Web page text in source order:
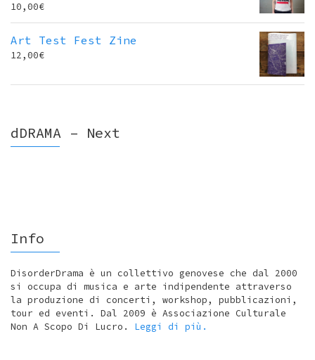
10,00€
Art Test Fest Zine
12,00€
dDRAMA – Next
Info
DisorderDrama è un collettivo genovese che dal 2000
si occupa di musica e arte indipendente attraverso
la produzione di concerti, workshop, pubblicazioni,
tour ed eventi. Dal 2009 è Associazione Culturale
Non A Scopo Di Lucro. Leggi di più.